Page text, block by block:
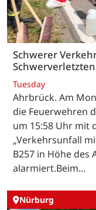
Schwerer
Schwerverletzten
Tuesday
Ahrbrück. Am
die Feuerwehren
um 15:58 Uhr mit
„Verkehrsunfall
B257 in Höhe des
alarmiert.Beim…
Nürburg